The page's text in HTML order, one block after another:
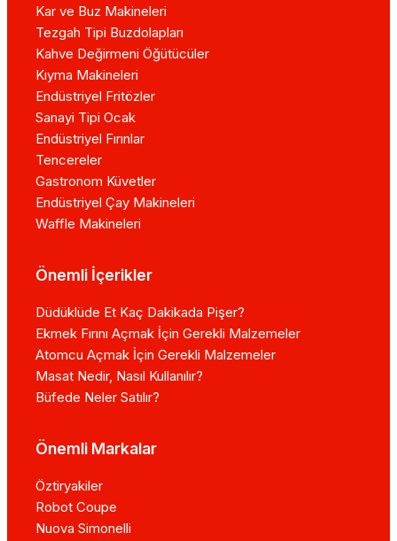
Kar ve Buz Makineleri
Tezgah Tipi Buzdolapları
Kahve Değirmeni Öğütücüler
Kıyma Makineleri
Endüstriyel Fritözler
Sanayi Tipi Ocak
Endüstriyel Fırınlar
Tencereler
Gastronom Küvetler
Endüstriyel Çay Makineleri
Waffle Makineleri
Önemli İçerikler
Düdüklüde Et Kaç Dakikada Pişer?
Ekmek Fırını Açmak İçin Gerekli Malzemeler
Atomcu Açmak İçin Gerekli Malzemeler
Masat Nedir, Nasıl Kullanılır?
Büfede Neler Satılır?
Önemli Markalar
Öztiryakiler
Robot Coupe
Nuova Simonelli